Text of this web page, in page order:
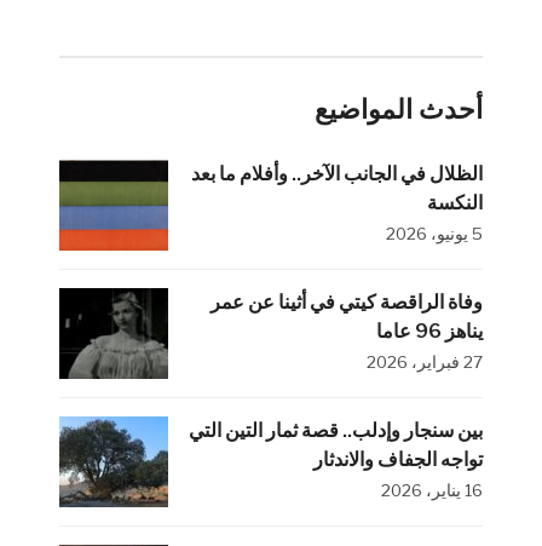
أحدث المواضيع
الظلال في الجانب الآخر.. وأفلام ما بعد
النكسة
5 يونيو، 2026
وفاة الراقصة كيتي في أثينا عن عمر
يناهز 96 عاما
27 فبراير، 2026
بين سنجار وإدلب.. قصة ثمار التين التي
تواجه الجفاف والاندثار
16 يناير، 2026